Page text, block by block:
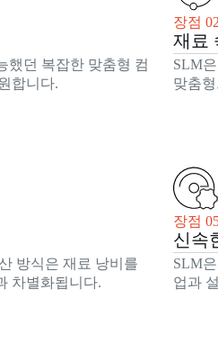
했던 복잡한 맞춤형 컴
합니다.
장점 02
재료
SLM
맞춤
방식은 재료 낭비를
차별화됩니다.
장점
신속
SLM
업과